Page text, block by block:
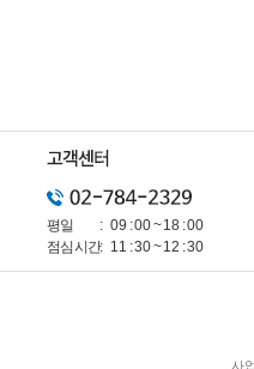
평일
09 : 00 ~ 18 : 00
점심시간 11 : 30 ~ 12 : 30
사